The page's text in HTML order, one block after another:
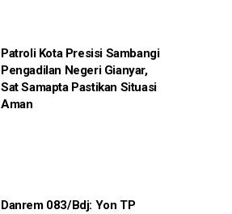
Patroli Kota Presisi Sambangi
Pengadilan Negeri Gianyar,
Sat Samapta Pastikan Situasi
Aman
Danrem 083/Bdj: Yon TP